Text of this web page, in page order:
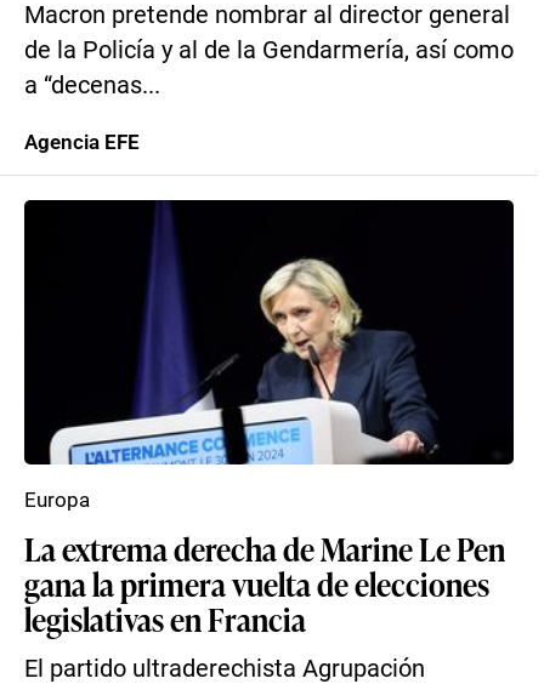
Macron pretende nombrar al director general
de la Policía y al de la Gendarmería, así como
a “decenas...
Agencia EFE
La extrema derecha de Marine Le Pen
gana la primera vuelta de elecciones
legislativas en Francia
El partido ultraderechista Agrupación
Europa